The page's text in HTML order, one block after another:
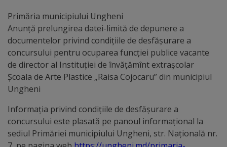
de
onoare
Deținători
ai
titlului
„Merite
pentru
Primăria municipiului Ungheni
Anunţă prelungirea datei-limită de depunere a
documentelor privind condiţiile de desfăşurare a
concursului pentru ocuparea funcţiei publice vacante
de director al Instituției de învățămînt extrașcolar
Școala de Arte Plastice „Raisa Cojocaru” din municipiul
Ungheni
Informaţia privind condiţiile de desfăşurare a
concursului este plasată pe panoul informaţional la
sediul Primăriei municipiului Ungheni, str. Naţională nr.